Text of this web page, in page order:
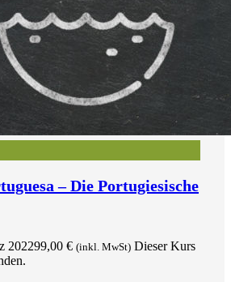
– Die Portugiesische
202299,00 € (inkl. MwSt) Dieser Kurs